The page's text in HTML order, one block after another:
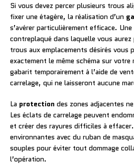
Si vous devez percer plusieurs trous
fixer une étagère, la réalisation d’un
s’avérer particulièrement efficace.
contreplaqué dans laquelle vous aurez
trous aux emplacements désirés vous
exactement le même schéma sur votre
gabarit temporairement à l’aide de
carrelage, qui ne laisseront aucune
La protection des zones adjacentes
Les éclats de carrelage peuvent
et créer des rayures difficiles à
environnantes avec du ruban de
souples pour éviter tout dommage
l’opération.